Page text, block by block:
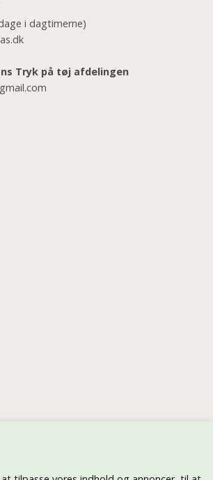
i dagtimerne)
Tryk på tøj afdelingen